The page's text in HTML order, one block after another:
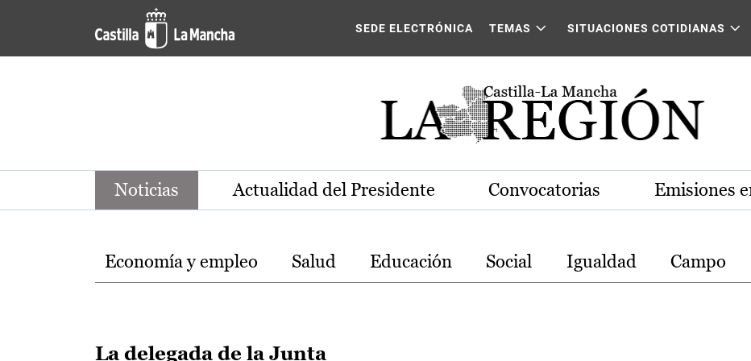
Pasar al contenido principal
Noticias de la región de Castilla-La Mancha
SEDE ELECTRÓNICA TEMAS SITUACIONES COTIDIANAS
Noticias Actualidad del Presidente Convocatorias Emisiones
Temas
Economía y empleo Salud Educación Social Igualdad Campo
La delegada de la Junta